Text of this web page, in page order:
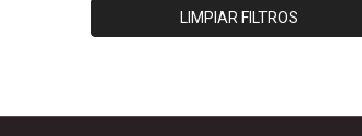
ISOLET
LIMPIAR FILTROS